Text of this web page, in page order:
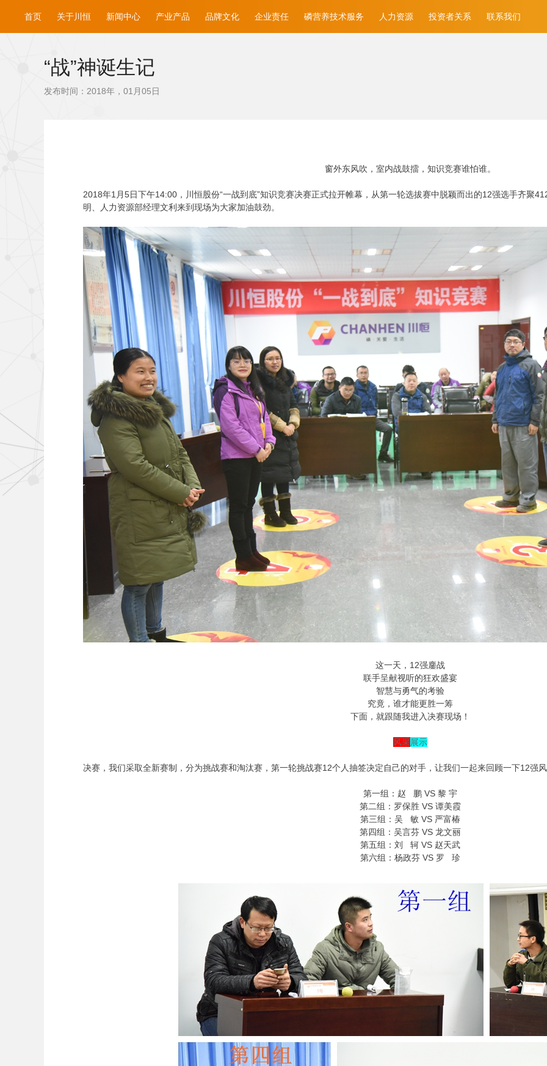
首页 关于川恒 新闻中心 产业产品 品牌文化 企业责任 磷营养技术服务 人力资源 投资者关系 联系我们
“战”神诞生记
发布时间：2018年，01月05日
窗外东风吹，室内战鼓擂，知识竞赛谁怕谁。
2018年1月5日下午14:00，川恒股份“一战到底”知识竞赛决赛正式拉开帷幕，从第一轮选拔赛中脱颖而出的12强选手齐聚
明、人力资源部经理文利来到现场为大家加油鼓劲。
这一天，12强鏖战
联手呈献视听的狂欢盛宴
智慧与勇气的考验
究竟，谁才能更胜一筹
下面，就跟随我进入决赛现场！
风采展示
决赛，我们采取全新赛制，分为挑战赛和淘汰赛，第一轮挑战赛12个人抽签决定自己的对手，让我们一起来回顾一下12强
第一组：赵 鹏 VS 黎 宇
第二组：罗保胜 VS 谭美霞
第三组：吴 敏 VS 严富椿
第四组：吴言芬 VS 龙文丽
第五组：刘 轲 VS 赵天武
第六组：杨政芬 VS 罗 珍